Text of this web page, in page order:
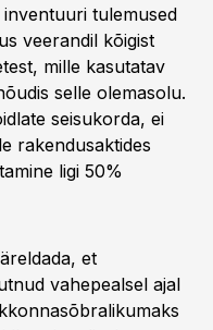
tulemused
veerandil kõigist
mille kasutatav
selle olemasolu.
seisukorda, ei
rakendusaktides
ligi 50%
et
vahepealsel ajal